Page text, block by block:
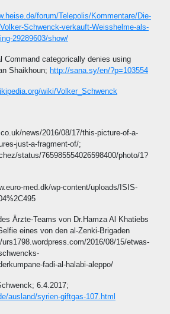
forum/Telepolis/Kommentare/Die-
Schwenck-verkauft-Weisshelme-als-
29289603/show/
Command categorically denies using
Shaikhoun; http://sana.sy/en/?p=103554
wiki/Volker_Schwenck
news/2016/08/17/this-picture-of-a-
just-a-fragment-of/;
status/765985554026598400/photo/1?
med.dk/wp-content/uploads/ISIS-
Ärzte-Teams von Dr.Hamza Al Khatiebs
eines von den al-Zenki-Brigaden
2016/08/15/etwas-
fadi-al-halabi-aleppo/
6.4.2017;
ausland/syrien-giftgas-107.html